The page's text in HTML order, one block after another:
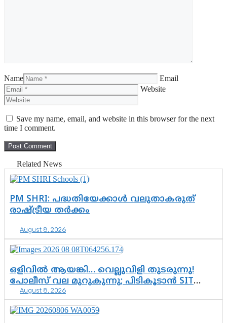
Name
Email
Website
Save my name, email, and website in this browser for the next
time I comment.
Related News
PM SHRI: പദ്ധതിയേക്കാൾ വലുതാകരുത്
രാഷ്ട്രീയ തർക്കം
August 8, 2026
ഒളിവിൽ ആയങ്കി… വെല്ലുവിളി തുടരുന്നു!
പോലീസ് വല മുറുകുന്നു; പിടികൂടാൻ SIT
രംഗത്ത്. ഇനി ചോദ്യം ആയങ്കി എവിടെ
എന്നത് മാത്രം അല്ല—ആയങ്കി
കസ്റ്റഡിയിലായാൽ പുറത്തുവരുക
August 8, 2026